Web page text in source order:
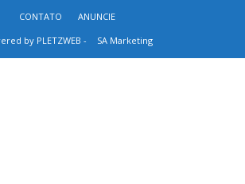
CONTATO
ANUNCIE
by PLETZWEB -
SA Marketing